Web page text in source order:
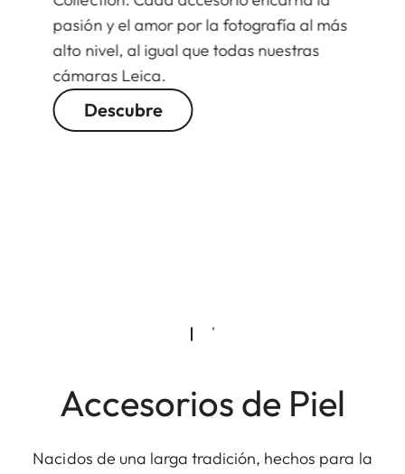
pasión y el amor por la fotografía al más
alto nivel, al igual que todas nuestras
cámaras Leica.
Descubre
Accesorios de Piel
Nacidos de una larga tradición, hechos para la